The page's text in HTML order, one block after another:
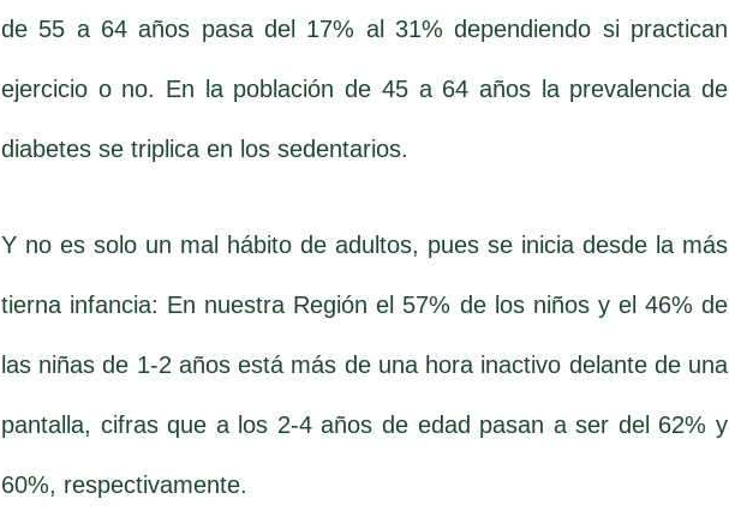
de 55 a 64 años pasa del 17% al 31% dependiendo si practican
ejercicio o no. En la población de 45 a 64 años la prevalencia de
diabetes se triplica en los sedentarios.
Y no es solo un mal hábito de adultos, pues se inicia desde la más
tierna infancia: En nuestra Región el 57% de los niños y el 46% de
las niñas de 1-2 años está más de una hora inactivo delante de una
pantalla, cifras que a los 2-4 años de edad pasan a ser del 62% y
60%, respectivamente.